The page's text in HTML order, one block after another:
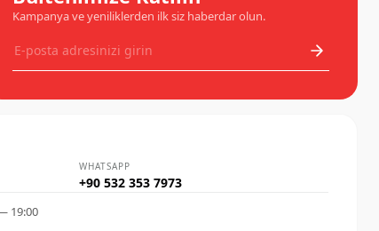
Kampanya ve yeniliklerden ilk siz haberdar olun.
WHATSAPP
+90 532 353 7973
19:00